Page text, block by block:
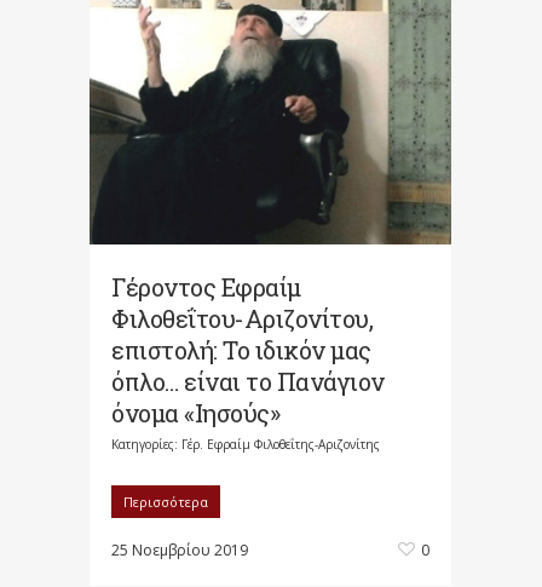
Γέροντος Εφραίμ
Φιλοθεΐτου-Αριζονίτου,
επιστολή: Το ιδικόν μας
όπλο… είναι το Πανάγιον
όνομα «Ιησούς»
Κατηγορίες: Γέρ. Εφραίμ Φιλοθεΐτης-Αριζονίτης
Περισσότερα
25 Νοεμβρίου 2019 0